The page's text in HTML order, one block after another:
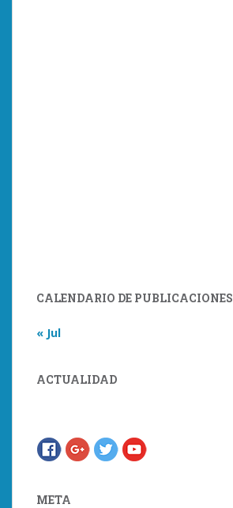
CALENDARIO DE PUBLICACIONES
« Jul
ACTUALIDAD
META